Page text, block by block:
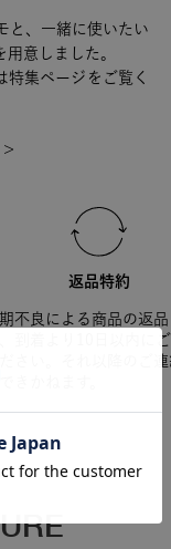
と、一緒に使いたい
意しました。
特集ページをご覧く
>
返品特約
不良による商品の返
、到着より10日以内に
ださい。それ以降のご
きかねます。